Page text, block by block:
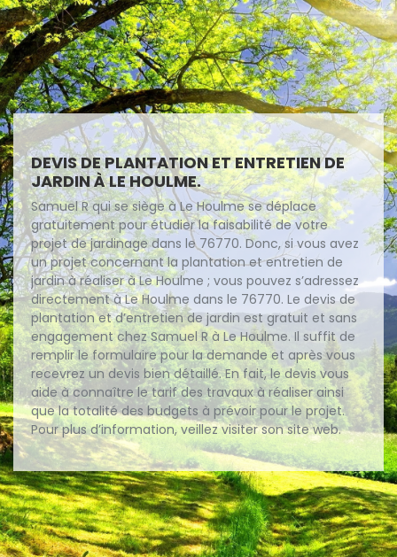
DEVIS DE PLANTATION ET ENTRETIEN DE
JARDIN À LE HOULME.
Samuel R qui se siège à Le Houlme se déplace
gratuitement pour étudier la faisabilité de votre
projet de jardinage dans le 76770. Donc, si vous avez
un projet concernant la plantation et entretien de
jardin à réaliser à Le Houlme ; vous pouvez s’adressez
directement à Le Houlme dans le 76770. Le devis de
plantation et d’entretien de jardin est gratuit et sans
engagement chez Samuel R à Le Houlme. Il suffit de
remplir le formulaire pour la demande et après vous
recevrez un devis bien détaillé. En fait, le devis vous
aide à connaître le tarif des travaux à réaliser ainsi
que la totalité des budgets à prévoir pour le projet.
Pour plus d’information, veillez visiter son site web.